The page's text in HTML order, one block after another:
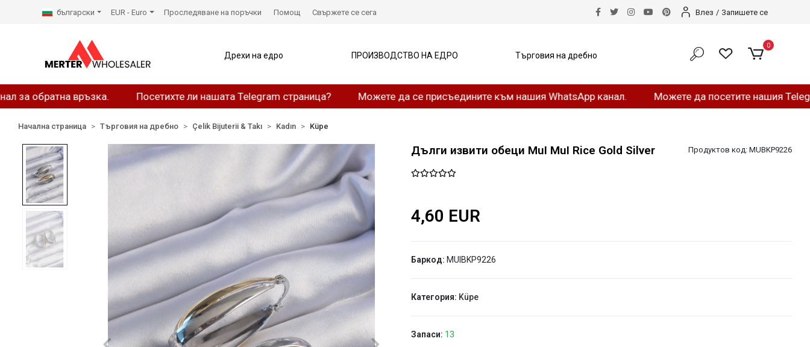
връзка. Посетихте ли нашата Telegram страница? Можете да се присъедините към нашия WhatsApp канал. Можете да посетите нашия Telegram
български EUR - Euro Проследяване на поръчки Помощ Свържете се сега Влез / Запишете се
Дрехи на едро ПРОИЗВОДСТВО НА ЕДРО Търговия на дребно
0
Начална страница Търговия на дребно Çelik Bijuterii & Takı Kadın Küpe
Дълги извити обеци MuI MuI Rice Gold Silver Продуктов код: MUBKP9226
4,60 EUR
Баркод: MUIBKP9226
Категория: Küpe
Запаси: 13